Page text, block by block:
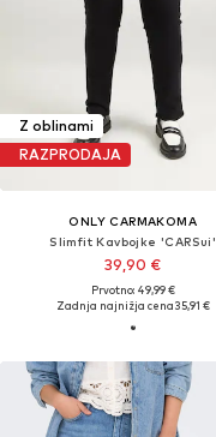
Z oblinami
RAZPRODAJA
ONLY CARMAKOMA
Slimfit Kavbojke 'CARSui'
39,90 €
Prvotno: 49,99 €
Zadnja najnižja cena35,91 €